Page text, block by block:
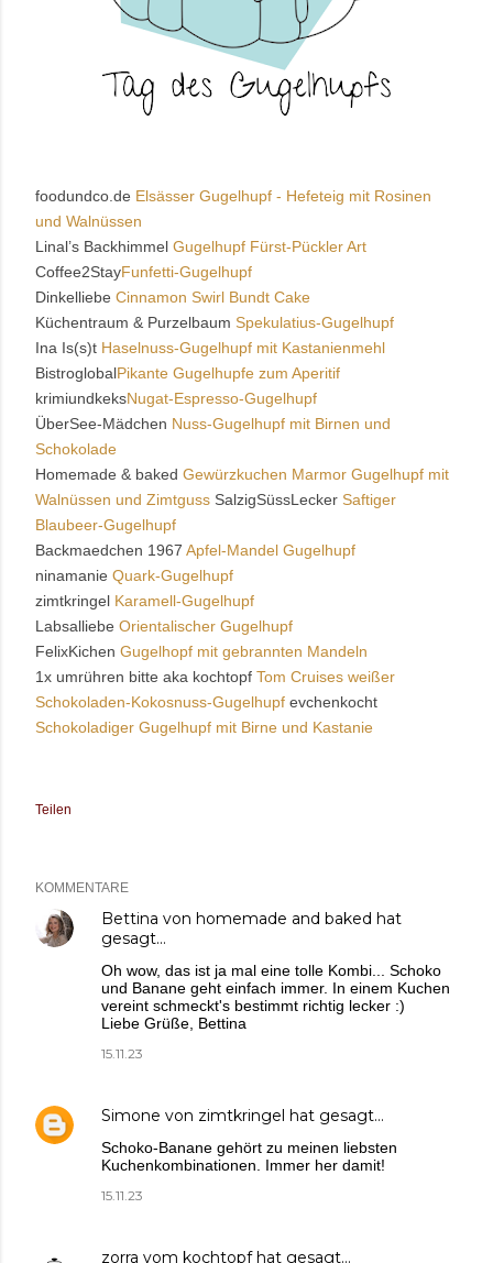
foodundco.de Elsässer Gugelhupf - Hefeteig mit Rosinen
und Walnüssen
Linal’s Backhimmel Gugelhupf Fürst-Pückler Art
Coffee2StayFunfetti-Gugelhupf
Dinkelliebe Cinnamon Swirl Bundt Cake
Küchentraum & Purzelbaum Spekulatius-Gugelhupf
Ina Is(s)t Haselnuss-Gugelhupf mit Kastanienmehl
BistroglobalPikante Gugelhupfe zum Aperitif
krimiundkeksNugat-Espresso-Gugelhupf
ÜberSee-Mädchen Nuss-Gugelhupf mit Birnen und
Schokolade
Homemade & baked Gewürzkuchen Marmor Gugelhupf mit
Walnüssen und Zimtguss SalzigSüssLecker Saftiger
Blaubeer-Gugelhupf
Backmaedchen 1967 Apfel-Mandel Gugelhupf
ninamanie Quark-Gugelhupf
zimtkringel Karamell-Gugelhupf
Labsalliebe Orientalischer Gugelhupf
FelixKichen Gugelhopf mit gebrannten Mandeln
1x umrühren bitte aka kochtopf Tom Cruises weißer
Schokoladen-Kokosnuss-Gugelhupf evchenkocht
Schokoladiger Gugelhupf mit Birne und Kastanie
Teilen
KOMMENTARE
Bettina von homemade and baked hat
gesagt…
Oh wow, das ist ja mal eine tolle Kombi... Schoko
und Banane geht einfach immer. In einem Kuchen
vereint schmeckt's bestimmt richtig lecker :)
Liebe Grüße, Bettina
15.11.23
Simone von zimtkringel hat gesagt…
Schoko-Banane gehört zu meinen liebsten
Kuchenkombinationen. Immer her damit!
15.11.23
zorra vom kochtopfhat gesagt…